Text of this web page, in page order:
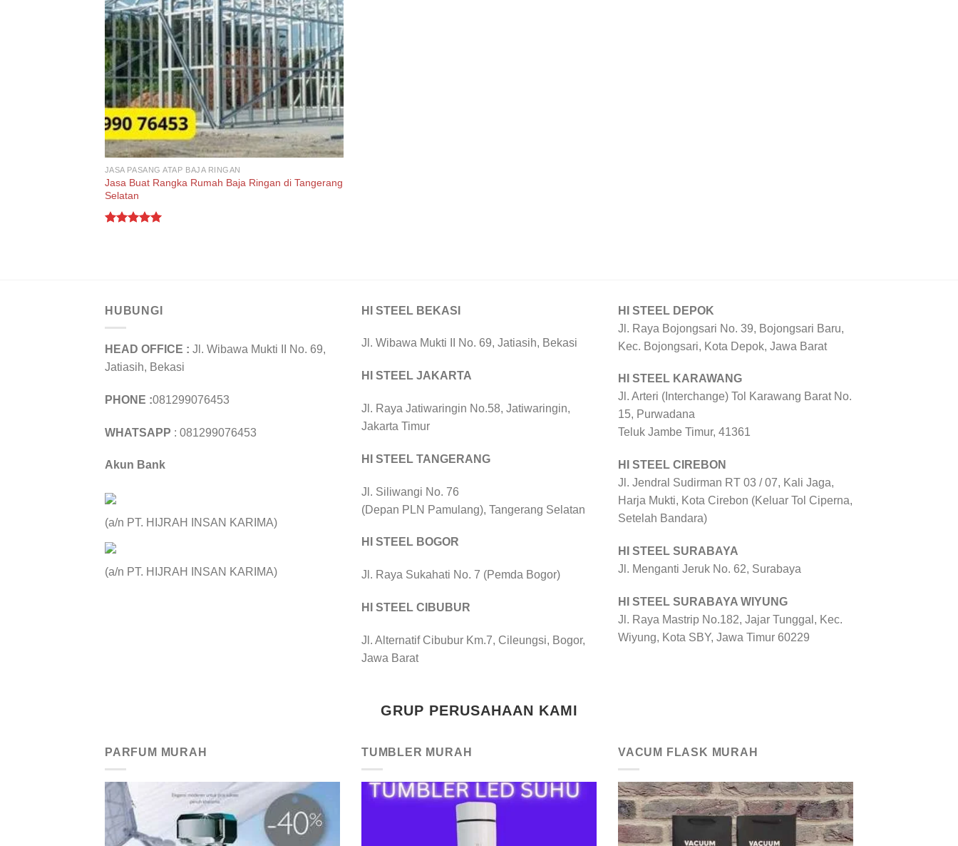
JASA PASANG ATAP BAJA RINGAN
Jasa Buat Rangka Rumah Baja Ringan di Tangerang
Selatan
HUBUNGI
HEAD OFFICE : Jl. Wibawa Mukti II No. 69,
Jatiasih, Bekasi
PHONE :081299076453
WHATSAPP : 081299076453
Akun Bank
(a/n PT. HIJRAH INSAN KARIMA)
(a/n PT. HIJRAH INSAN KARIMA)
HI STEEL BEKASI
Jl. Wibawa Mukti II No. 69, Jatiasih, Bekasi
HI STEEL JAKARTA
Jl. Raya Jatiwaringin No.58, Jatiwaringin,
Jakarta Timur
HI STEEL TANGERANG
Jl. Siliwangi No. 76
(Depan PLN Pamulang), Tangerang Selatan
HI STEEL BOGOR
Jl. Raya Sukahati No. 7 (Pemda Bogor)
HI STEEL CIBUBUR
Jl. Alternatif Cibubur Km.7, Cileungsi, Bogor,
Jawa Barat
HI STEEL DEPOK
Jl. Raya Bojongsari No. 39, Bojongsari Baru,
Kec. Bojongsari, Kota Depok, Jawa Barat
HI STEEL KARAWANG
Jl. Arteri (Interchange) Tol Karawang Barat No.
15, Purwadana
Teluk Jambe Timur, 41361
HI STEEL CIREBON
Jl. Jendral Sudirman RT 03 / 07, Kali Jaga,
Harja Mukti, Kota Cirebon (Keluar Tol Ciperna,
Setelah Bandara)
HI STEEL SURABAYA
Jl. Menganti Jeruk No. 62, Surabaya
HI STEEL SURABAYA WIYUNG
Jl. Raya Mastrip No.182, Jajar Tunggal, Kec.
Wiyung, Kota SBY, Jawa Timur 60229
GRUP PERUSAHAAN KAMI
PARFUM MURAH TUMBLER MURAH VACUM FLASK MURAH